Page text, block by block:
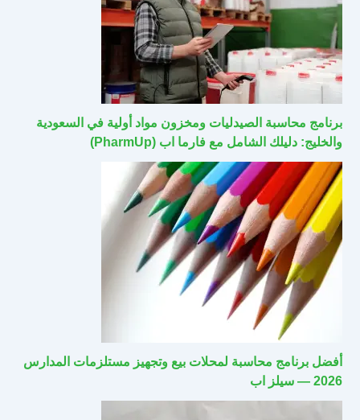
برنامج محاسبة الصيدليات ومخزون مواد أولية في السعودية
والخليج: دليلك الشامل مع فارما اب (PharmUp)
أفضل برنامج محاسبة لمحلات بيع وتجهيز مستلزمات المدارس
2026 — سيلز اب